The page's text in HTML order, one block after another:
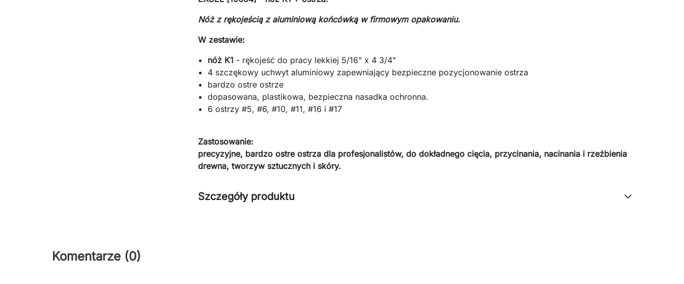
Nóż z rękojeścią z aluminiową końcówką w firmowym opakowaniu.
W zestawie:
nóż K1 - rękojeść do pracy lekkiej 5/16" x 4 3/4"
4 szczękowy uchwyt aluminiowy zapewniający bezpieczne pozycjonowanie ostrza
bardzo ostre ostrze
dopasowana, plastikowa, bezpieczna nasadka ochronna.
6 ostrzy #5, #6, #10, #11, #16 i #17
Zastosowanie:
precyzyjne, bardzo ostre ostrza dla profesjonalistów, do dokładnego cięcia, przycinania, nacinania i rzeźbienia
drewna, tworzyw sztucznych i skóry.
Szczegóły produktu
Komentarze (0)